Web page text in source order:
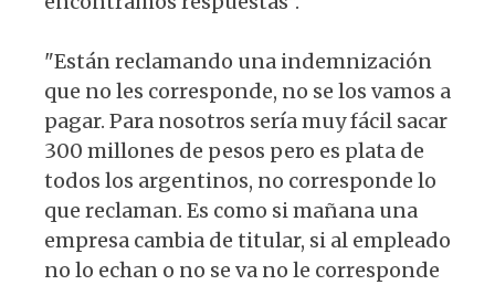
"Están reclamando una indemnización
que no les corresponde, no se los vamos a
pagar. Para nosotros sería muy fácil sacar
300 millones de pesos pero es plata de
todos los argentinos, no corresponde lo
que reclaman. Es como si mañana una
empresa cambia de titular, si al empleado
no lo echan o no se va no le corresponde